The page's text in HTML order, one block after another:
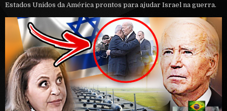
Estados Unidos da América prontos para ajudar Israel na guerra.